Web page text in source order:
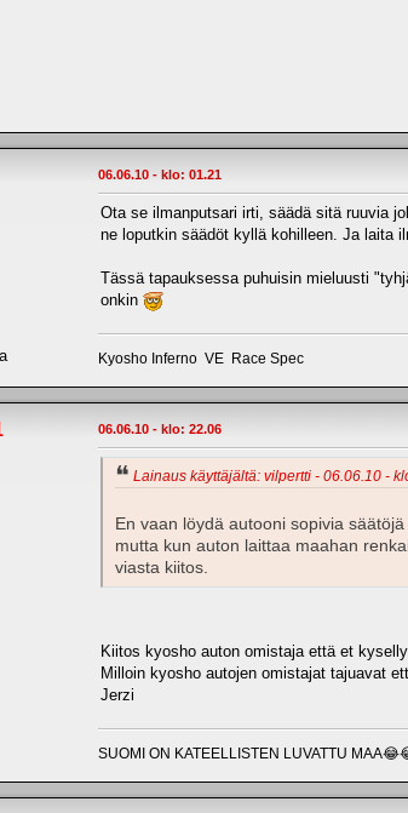
06.06.10 - klo: 01.21
Ota se ilmanputsari irti, säädä sitä ruuvia
ne loputkin säädöt kyllä kohilleen. Ja laita
Tässä tapauksessa puhuisin mieluusti
onkin
Kyosho Inferno VE Race Spec
06.06.10 - klo: 22.06
Lainaus käyttäjältä: vilpertti - 06.06.10 -
En vaan löydä autooni sopivia
mutta kun auton laittaa maahan
viasta kiitos.
Kiitos kyosho auton omistaja että et
Milloin kyosho autojen omistajat tajuavat
Jerzi
SUOMI ON KATEELLISTEN LUVATTU